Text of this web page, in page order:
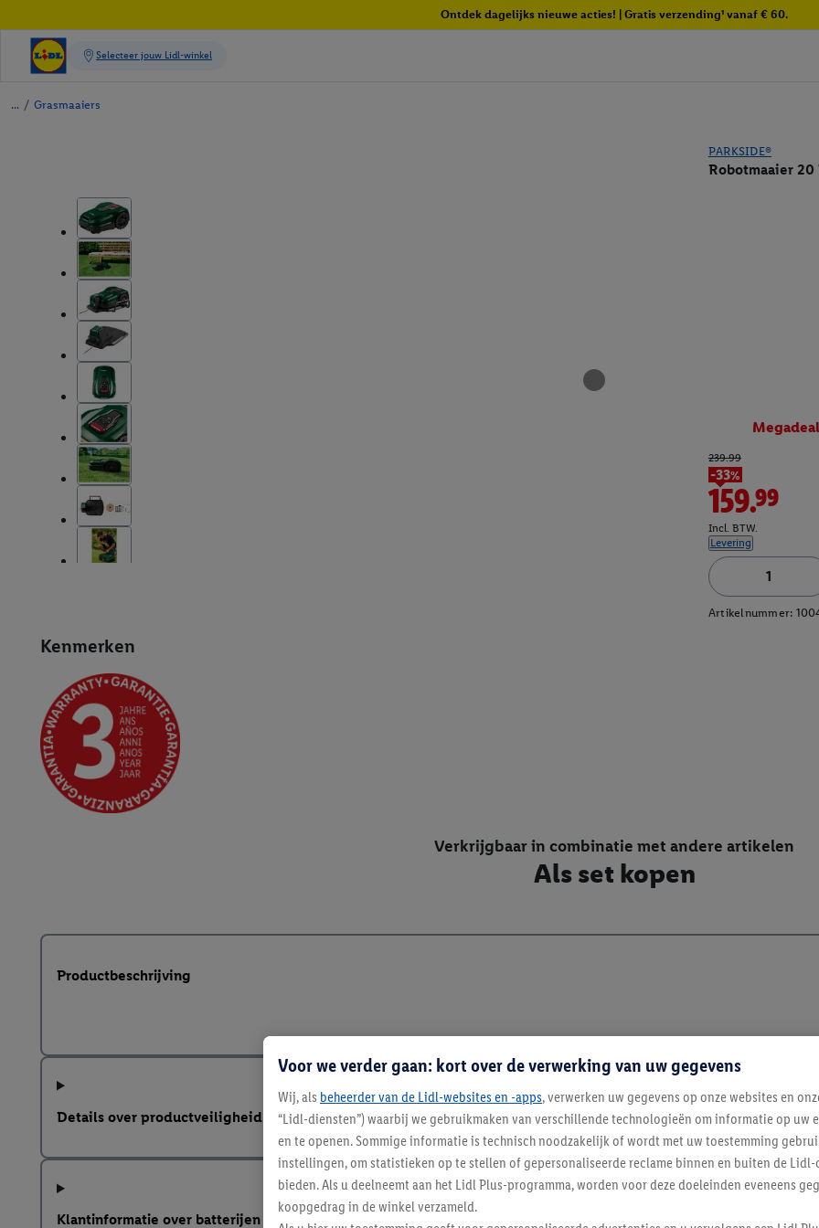
Ontdek dagelijks nieuwe acties! | Gratis verzending¹ vanaf € 60.
/ Grasmaaiers
PARKSIDE®
Robotmaaier 20
Kenmerken
Megadeal
239.99
-33%
159.99
Incl. BTW.
Levering
Artikelnummer:
Verkrijgbaar in combinatie met andere artikelen
Als set kopen
Productbeschrijving
Details over productveiligheid
Klantinformatie over batterijen
Voor we verder gaan: kort over de verwerking van uw gegevens
Wij, als beheerder van de Lidl-websites en -apps, verwerken uw gegevens op onze websites en
“Lidl-diensten”) waarbij we gebruikmaken van verschillende technologieën om informatie op uw
en te openen. Sommige informatie is technisch noodzakelijk of wordt met uw toestemming
instellingen, om statistieken op te stellen of gepersonaliseerde reclame binnen en buiten de Lidl-
bieden. Als u deelneemt aan het Lidl Plus-programma, worden voor deze doeleinden eveneens
koopgedrag in de winkel verzameld.